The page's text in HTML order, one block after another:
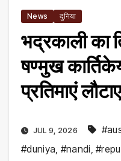
News दुनिया
भद्रकाली का
षण्मुख
प्रतिमाएं
JUL 9, 2026
#duniya, #nandi,